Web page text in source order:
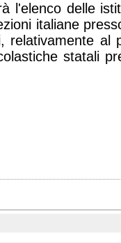
delle
italiane
relativamente al
statali